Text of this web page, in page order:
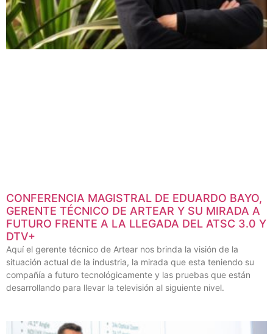
CONFERENCIA MAGISTRAL DE EDUARDO BAYO,
GERENTE TÉCNICO DE ARTEAR Y SU MIRADA A
FUTURO FRENTE A LA LLEGADA DEL ATSC 3.0 Y
DTV+
Aquí el gerente técnico de Artear nos brinda la visión de la
situación actual de la industria, la mirada que esta teniendo su
compañía a futuro tecnológicamente y las pruebas que están
desarrollando para llevar la televisión al siguiente nivel.